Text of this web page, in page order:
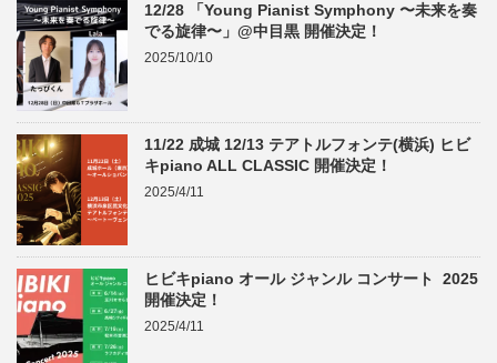
12/28 「Young Pianist Symphony 〜未来を奏
でる旋律〜」@中目黒 開催決定！
2025/10/10
11/22 成城 12/13 テアトルフォンテ(横浜) ヒビ
キpiano ALL CLASSIC 開催決定！
2025/4/11
ヒビキpiano オール ジャンル コンサート 2025
開催決定！
2025/4/11